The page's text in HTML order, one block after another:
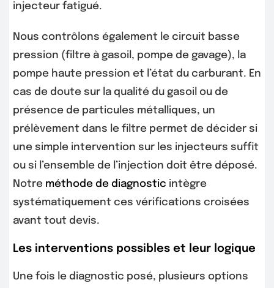
injecteur fatigué.
Nous contrôlons également le circuit basse
pression (filtre à gasoil, pompe de gavage), la
pompe haute pression et l’état du carburant. En
cas de doute sur la qualité du gasoil ou de
présence de particules métalliques, un
prélèvement dans le filtre permet de décider si
une simple intervention sur les injecteurs suffit
ou si l’ensemble de l’injection doit être déposé.
Notre méthode de diagnostic intègre
systématiquement ces vérifications croisées
avant tout devis.
Les interventions possibles et leur logique
Une fois le diagnostic posé, plusieurs options